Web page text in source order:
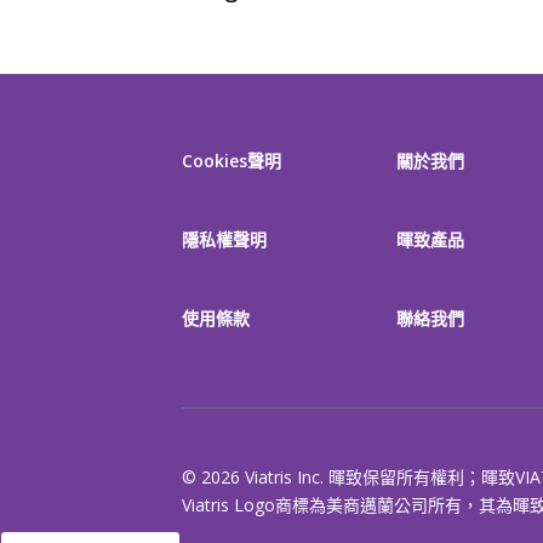
Cookies聲明
隱私權聲明
使用條款
關於我們
暉致產品
聯絡我們
© 2026 Viatris Inc. 暉致保留所有權利；暉致
Viatris Logo商標為美商邁蘭公司所有，其為暉